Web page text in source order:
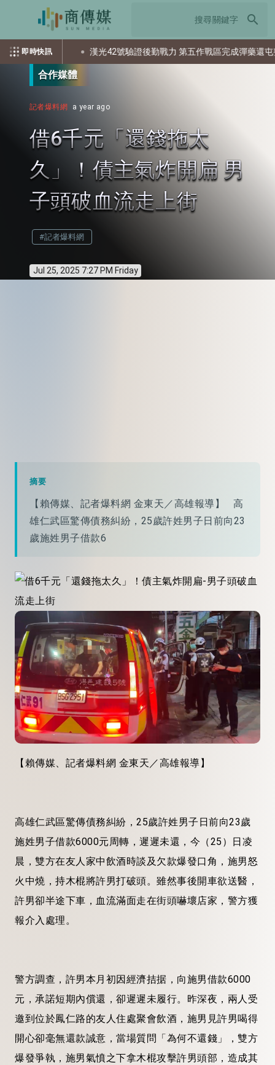
search
即時快訊
？ 漢光42號驗證後勤戰力 第五作戰區完成彈藥還屯整備
合作媒體
記者爆料網 a year ago
借6千元「還錢拖太
久」！債主氣炸開扁 男
子頭破血流走上街
#記者爆料網
Jul 25, 2025 7:27 PM Friday
摘要
【賴傳媒、記者爆料網 金東天／高雄報導】 高
雄仁武區驚傳債務糾紛，25歲許姓男子日前向23
歲施姓男子借款6
【賴傳媒、記者爆料網 金東天／高雄報導】
高雄仁武區驚傳債務糾紛，25歲許姓男子日前向23歲
施姓男子借款6000元周轉，遲遲未還，今（25）日凌
晨，雙方在友人家中飲酒時談及欠款爆發口角，施男怒
火中燒，持木棍將許男打破頭。雖然事後開車欲送醫，
許男卻半途下車，血流滿面走在街頭嚇壞店家，警方獲
報介入處理。
警方調查，許男本月初因經濟拮据，向施男借款6000
元，承諾短期內償還，卻遲遲未履行。昨深夜，兩人受
邀到位於鳳仁路的友人住處聚會飲酒，施男見許男喝得
開心卻毫無還款誠意，當場質問「為何不還錢」，雙方
爆發爭執，施男氣憤之下拿木棍攻擊許男頭部，造成其